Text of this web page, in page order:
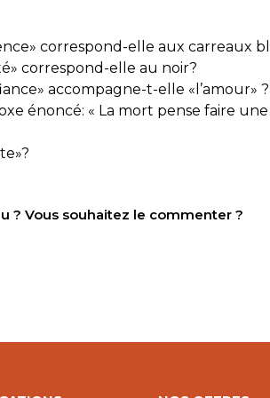
correspond-elle aux carreaux
correspond-elle au noir?
accompagne-t-elle «l’amour» ?
énoncé: « La mort pense faire une
? Vous souhaitez le commenter ?